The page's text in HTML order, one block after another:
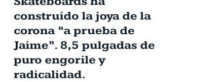
construido la joya de la
corona “a prueba de
Jaime”. 8,5 pulgadas de
puro engorile y
radicalidad.